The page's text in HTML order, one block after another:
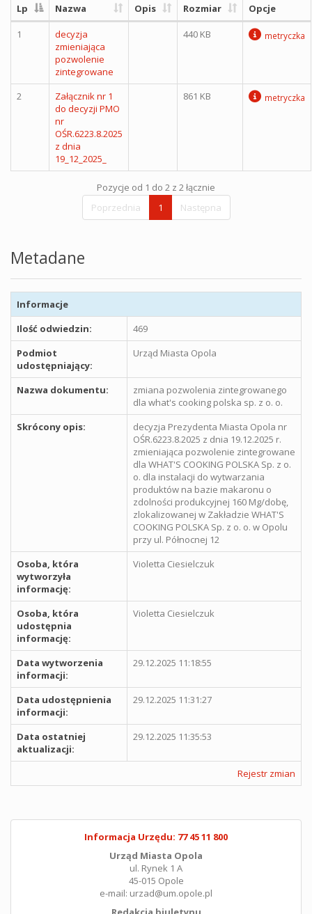
Lp Nazwa Opis Rozmiar Opcje
1
decyzja
zmieniająca
pozwolenie
zintegrowane
440 KB metryczka
2
Załącznik nr 1
do decyzji PMO
nr
OŚR.6223.8.2025
z dnia
19_12_2025_
861 KB metryczka
Pozycje od 1 do 2 z 2 łącznie
Poprzednia
1 Następna
Metadane
Informacje
Ilość odwiedzin:
469
Podmiot
udostępniający:
Urząd Miasta Opola
Nazwa dokumentu:
zmiana pozwolenia zintegrowanego
dla what's cooking polska sp. z o. o.
Skrócony opis:
decyzja Prezydenta Miasta Opola nr
OŚR.6223.8.2025 z dnia 19.12.2025 r.
zmieniająca pozwolenie zintegrowane
dla WHAT'S COOKING POLSKA Sp. z o.
o. dla instalacji do wytwarzania
produktów na bazie makaronu o
zdolności produkcyjnej 160 Mg/dobę,
zlokalizowanej w Zakładzie WHAT'S
COOKING POLSKA Sp. z o. o. w Opolu
przy ul. Północnej 12
Osoba, która
wytworzyła
informację:
Violetta Ciesielczuk
Osoba, która
udostępnia
informację:
Violetta Ciesielczuk
Data wytworzenia
informacji:
29.12.2025 11:18:55
Data udostępnienia
informacji:
29.12.2025 11:31:27
Data ostatniej
aktualizacji:
29.12.2025 11:35:53
Rejestr zmian
Informacja Urzędu: 77 45 11 800
Urząd Miasta Opola
ul. Rynek 1 A
45-015 Opole
e-mail: urzad@um.opole.pl